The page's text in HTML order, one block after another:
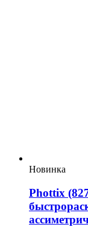
Новинка
Phottix